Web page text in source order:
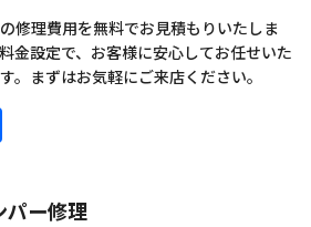
修理費用を無料でお見積もりいたしま
金設定で、お客様に安心してお任せいた
。まずはお気軽にご来店ください。
ー修理